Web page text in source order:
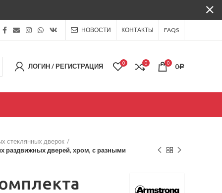
НОВОСТИ КОНТАКТЫ FAQS
ЛОГИН / РЕГИСТРАЦИЯ 0 0 0 0Р
стеклянных дверок
раздвижных дверей, хром, с разными